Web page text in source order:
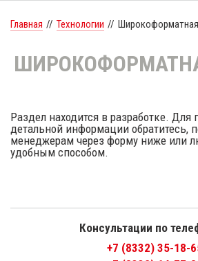
Главная // Технологии //
Раздел находится в разработке. Для
детальной информации обратитесь,
менеджерам через форму ниже или
удобным способом.
Консультации по
+7 (8332) 35-18-